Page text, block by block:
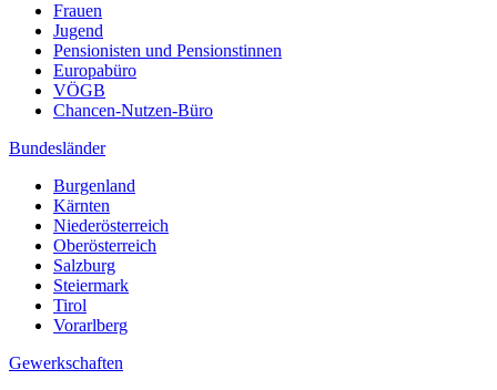
Frauen
Jugend
Pensionisten und Pensionstinnen
Europabüro
VÖGB
Chancen-Nutzen-Büro
Bundesländer
Burgenland
Kärnten
Niederösterreich
Oberösterreich
Salzburg
Steiermark
Tirol
Vorarlberg
Gewerkschaften